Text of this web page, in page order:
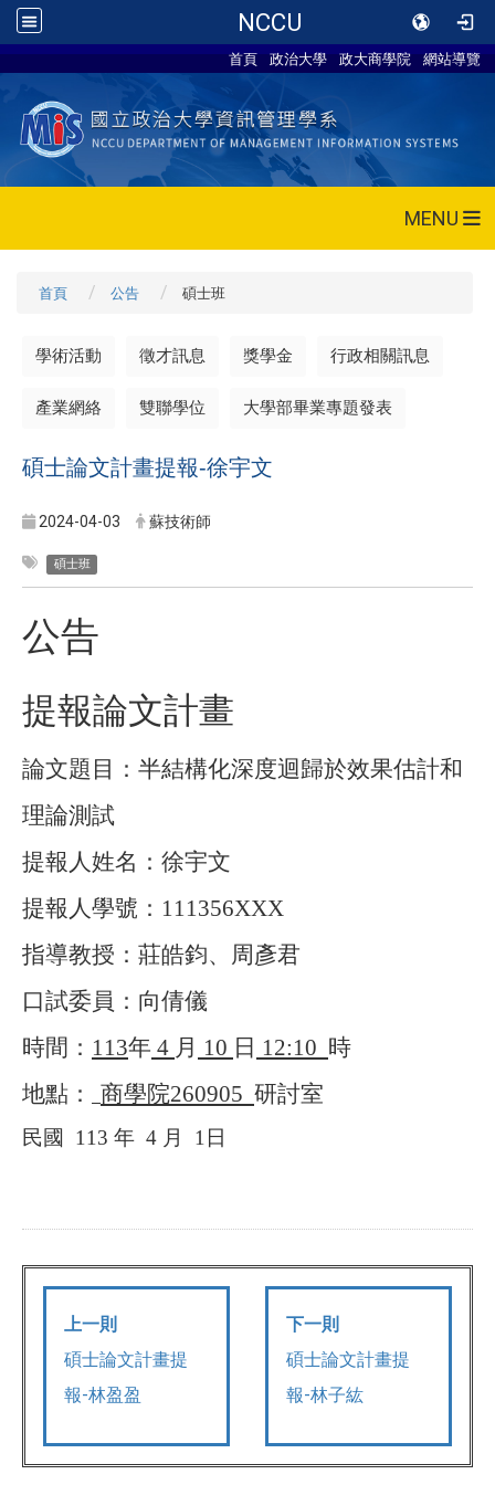
NCCU
首頁 政治大學 政大商學院 網站導覽
MENU
首頁 公告 碩士班
學術活動 徵才訊息 獎學金 行政相關訊息
產業網絡 雙聯學位 大學部畢業專題發表
碩士論文計畫提報-徐宇文
2024-04-03 蘇技術師
碩士班
公告
提報論文計畫
論文題目：半結構化深度迴歸於效果估計和
理論測試
提報人姓名：徐宇文
提報人學號： 111356XXX
指導教授：莊皓鈞、周彥君
口試委員：向倩儀
時間： 113年 4 月 10 日 12:10 時
地點：
商學院260905 研討室
民國 113 年 4 月 1 日
上一則
碩士論文計畫提
報-林盈盈
下一則
碩士論文計畫提
報-林子紘